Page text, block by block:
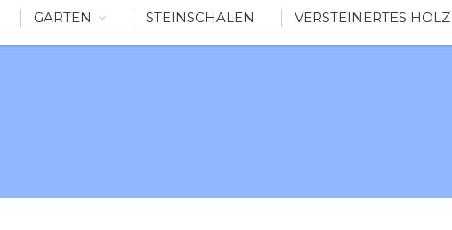
GARTEN STEINSCHALEN VERSTEINERTES HOLZ